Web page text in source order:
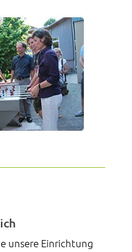
unsere Einrichtung